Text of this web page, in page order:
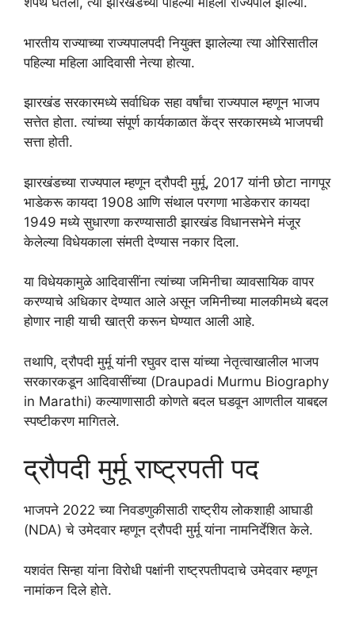
भारतीय राज्याच्या राज्यपालपदी नियुक्त झालेल्या त्या ओरिसातील
पहिल्या महिला आदिवासी नेत्या होत्या.
झारखंड सरकारमध्ये सर्वाधिक सहा वर्षांचा राज्यपाल म्हणून भाजप
सत्तेत होता. त्यांच्या संपूर्ण कार्यकाळात केंद्र सरकारमध्ये भाजपची
सत्ता होती.
झारखंडच्या राज्यपाल म्हणून द्रौपदी मुर्मू, 2017 यांनी छोटा नागपूर
भाडेकरू कायदा 1908 आणि संथाल परगणा भाडेकरार कायदा
1949 मध्ये सुधारणा करण्यासाठी झारखंड विधानसभेने मंजूर
केलेल्या विधेयकाला संमती देण्यास नकार दिला.
या विधेयकामुळे आदिवासींना त्यांच्या जमिनीचा व्यावसायिक वापर
करण्याचे अधिकार देण्यात आले असून जमिनीच्या मालकीमध्ये बदल
होणार नाही याची खात्री करून घेण्यात आली आहे.
तथापि, द्रौपदी मुर्मू यांनी रघुवर दास यांच्या नेतृत्वाखालील भाजप
सरकारकडून आदिवासींच्या (Draupadi Murmu Biography
in Marathi) कल्याणासाठी कोणते बदल घडवून आणतील याबद्दल
स्पष्टीकरण मागितले.
द्रौपदी मुर्मू राष्ट्रपती पद
भाजपने 2022 च्या निवडणुकीसाठी राष्ट्रीय लोकशाही आघाडी
(NDA) चे उमेदवार म्हणून द्रौपदी मुर्मू यांना नामनिर्देशित केले.
यशवंत सिन्हा यांना विरोधी पक्षांनी राष्ट्रपतीपदाचे उमेदवार म्हणून
नामांकन दिले होते.